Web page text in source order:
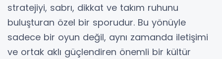
stratejiyi, sabrı, dikkat ve takım ruhunu
buluşturan özel bir sporudur. Bu yönüyle
sadece bir oyun değil, aynı zamanda iletişimi
ve ortak aklı güçlendiren önemli bir kültür